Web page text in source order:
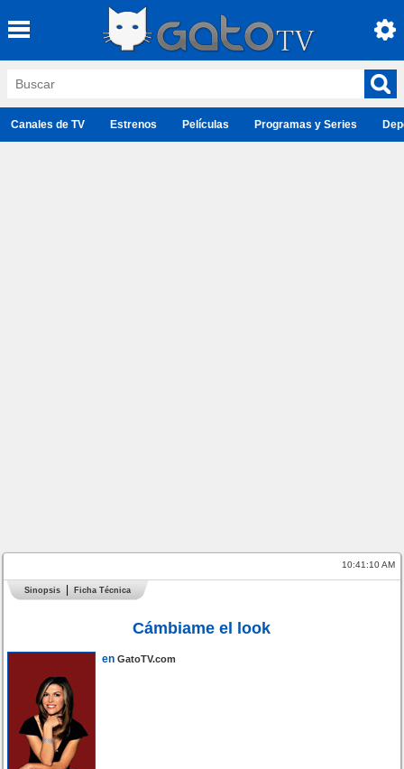
Canales de TV Estrenos Películas Programas y Series
10:41:10 AM
Sinopsis Ficha Técnica
Cámbiame el look
en GatoTV.com